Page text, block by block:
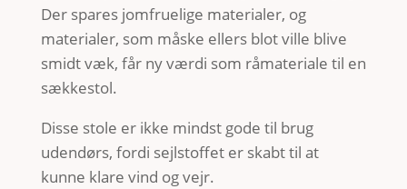
Der spares jomfruelige materialer, og
materialer, som måske ellers blot ville blive
smidt væk, får ny værdi som råmateriale til en
sækkestol.
Disse stole er ikke mindst gode til brug
udendørs, fordi sejlstoffet er skabt til at
kunne klare vind og vejr.